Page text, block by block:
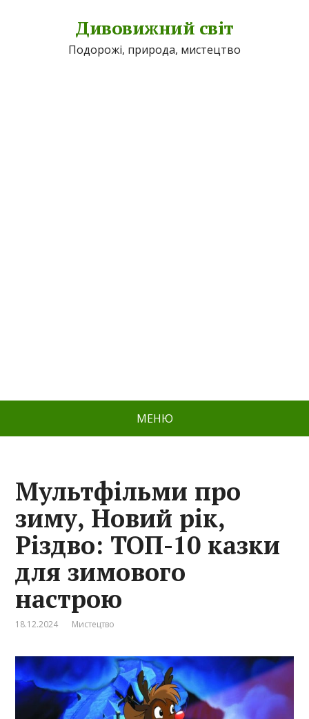
Дивовижний світ
Подорожі, природа, мистецтво
МЕНЮ
Мультфільми про
зиму, Новий рік,
Різдво: ТОП-10 казки
для зимового
настрою
18.12.2024 Мистецтво